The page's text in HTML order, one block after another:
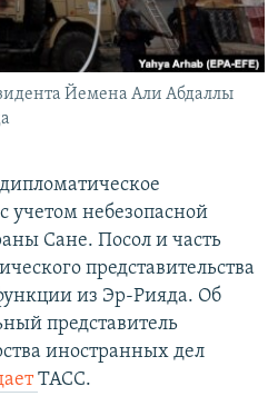
Йемена Али Абдаллы
учетом небезопасной
Сане. Посол и часть
представительства
из Эр-Рияда. Об
представитель
иностранных дел
ТАСС.